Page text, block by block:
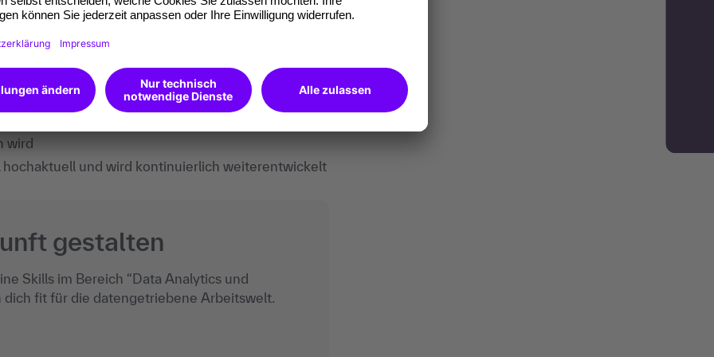
dient primär der Datenmanipulation, nicht der
wird
hochaktuell und wird kontinuierlich weiterentwickelt
gestalten
Skills im Bereich “Data Analytics und
fit für die datengetriebene Arbeitswelt.